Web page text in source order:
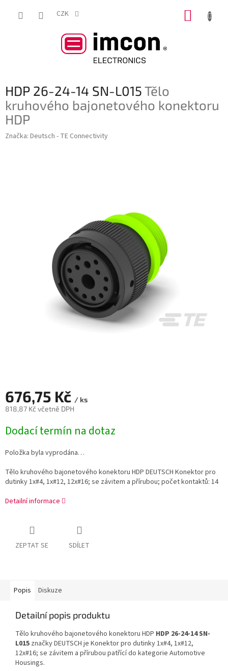
CZK
HDP 26-24-14 SN-L015Tělo
kruhového bajonetového konektoru
HDP
Značka: Deutsch - TE Connectivity
676,75 Kč / ks
818,87 Kč včetně DPH
cena:
Dodací termín na dotaz
Položka byla vyprodána…
Tělo kruhového bajonetového konektoru HDP DEUTSCH Konektor pro
dutinky 1x#4, 1x#12, 12x#16; se závitem a přírubou; počet kontaktů: 14
Detailní informace
ZEPTAT SE SDÍLET
Popis Diskuze
Detailní popis produktu
Tělo kruhového bajonetového konektoru HDP HDP 26-24-14 SN-
L015 značky DEUTSCH je Konektor pro dutinky 1x#4, 1x#12,
12x#16; se závitem a přírubou patřící do kategorie Automotive
Housings.